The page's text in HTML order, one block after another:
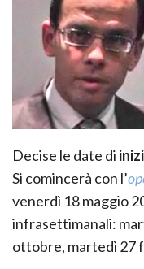
Decise le date di
Si comincerà con l’
venerdì 18 maggio
infrasettimanali:
ottobre, martedì 27